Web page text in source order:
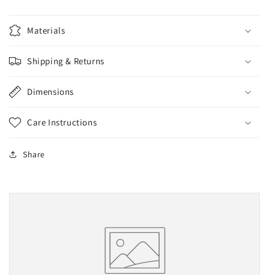
Materials
Shipping & Returns
Dimensions
Care Instructions
Share